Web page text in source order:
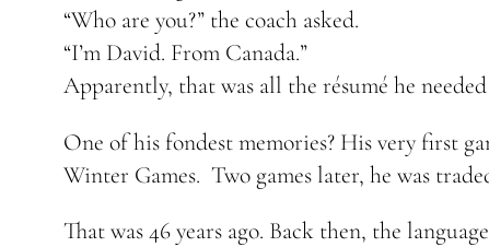
“Who are you?” the coach asked.
“I’m David. From Canada.”
Apparently, that was all the résumé he
One of his fondest memories? His very first
Winter Games. Two games later, he was
That was 46 years ago. Back then, the